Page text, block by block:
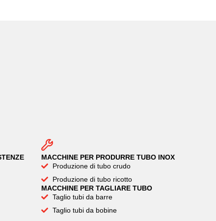
MACCHINE PER PRODURRE TUBO INOX
Produzione di tubo crudo
Produzione di tubo ricotto
MACCHINE PER TAGLIARE TUBO
Taglio tubi da barre
Taglio tubi da bobine